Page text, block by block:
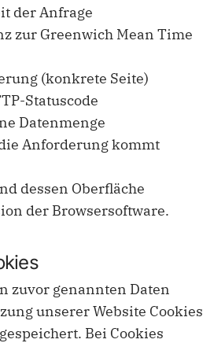
der Anfrage
zur Greenwich Mean Time
(konkrete Seite)
Statuscode
Datenmenge
Anforderung kommt
dessen Oberfläche
der Browsersoftware.
zuvor genannten Daten
unserer Website Cookies
Bei Cookies